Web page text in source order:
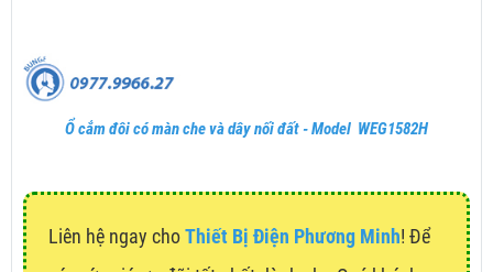
Ổ cắm đôi có màn che và dây nối đất - Model WEG1582H
Liên hệ ngay choThiết Bị Điện Phương Minh! Để